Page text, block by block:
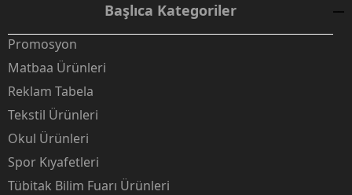
Başlıca Kategoriler
Promosyon
Matbaa Ürünleri
Reklam Tabela
Tekstil Ürünleri
Okul Ürünleri
Spor Kıyafetleri
Tübitak Bilim Fuarı Ürünleri